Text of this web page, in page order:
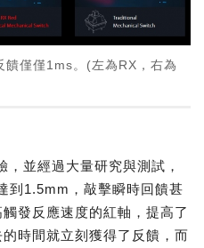
饋僅僅1ms。(左為RX，右為
並經過大量研究與測試，
到1.5mm，敲擊瞬時回饋甚
發反應速度的紅軸，提高了
時間就立刻獲得了反饋，而